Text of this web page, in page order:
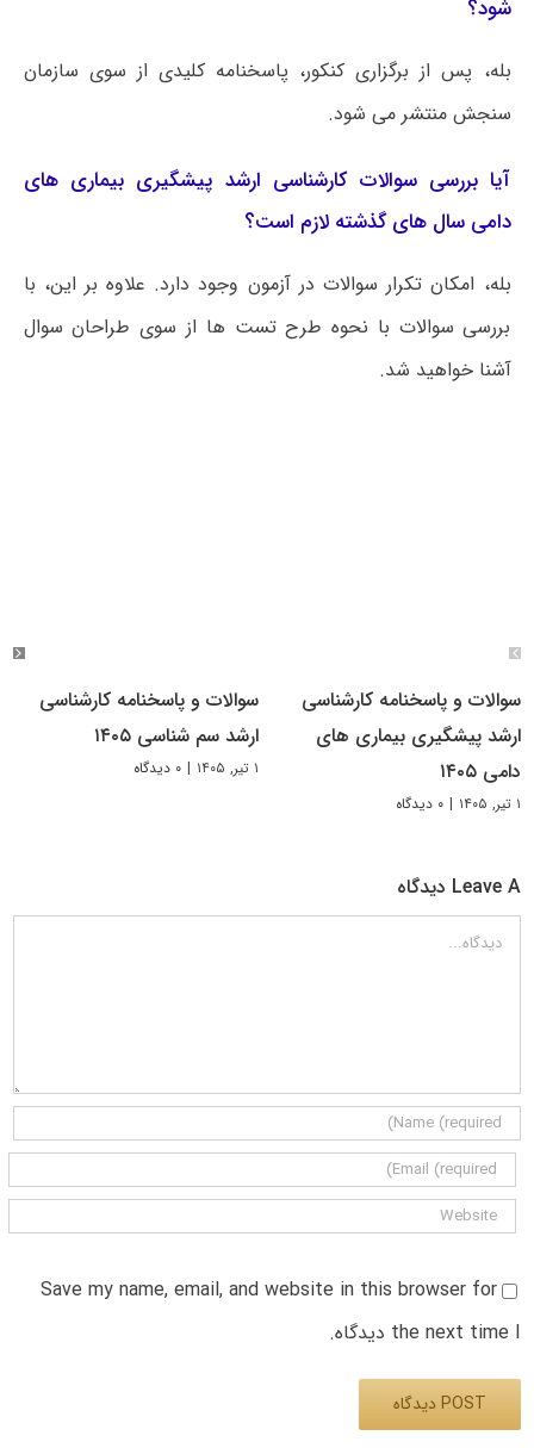
شود؟
بله، پس از برگزاری کنکور، پاسخنامه کلیدی از سوی سازمان
سنجش منتشر می شود.
آیا بررسی سوالات کارشناسی ارشد پیشگیری بیماری های
دامی سال های گذشته لازم است؟
بله، امکان تکرار سوالات در آزمون وجود دارد. علاوه بر این، با
بررسی سوالات با نحوه طرح تست ها از سوی طراحان سوال
آشنا خواهید شد.
سوالات و پاسخنامه کارشناسی
ارشد پیشگیری بیماری های
دامی ۱۴۰۵
۱ تیر, ۱۴۰۵ | ۰ دیدگاه
سوالات و پاسخنامه کارشناسی
ارشد سم شناسی ۱۴۰۵
۱ تیر, ۱۴۰۵ | ۰ دیدگاه
Leave A دیدگاه
دیدگاه
Save my name, email, and website in this browser for
the next time I دیدگاه.